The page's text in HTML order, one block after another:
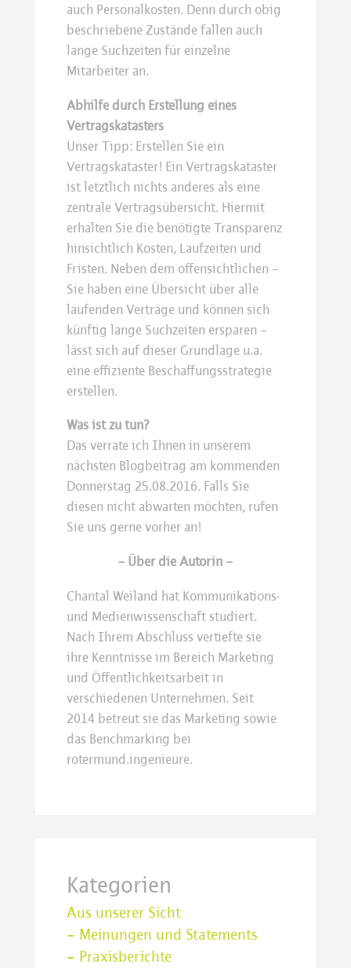
auch Personalkosten. Denn durch obig
beschriebene Zustände fallen auch
lange Suchzeiten für einzelne
Mitarbeiter an.
Abhilfe durch Erstellung eines
Vertragskatasters
Unser Tipp: Erstellen Sie ein
Vertragskataster! Ein Vertragskataster
ist letztlich nichts anderes als eine
zentrale Vertragsübersicht. Hiermit
erhalten Sie die benötigte Transparenz
hinsichtlich Kosten, Laufzeiten und
Fristen. Neben dem offensichtlichen –
Sie haben eine Übersicht über alle
laufenden Verträge und können sich
künftig lange Suchzeiten ersparen –
lässt sich auf dieser Grundlage u.a.
eine effiziente Beschaffungsstrategie
erstellen.
Was ist zu tun?
Das verrate ich Ihnen in unserem
nächsten Blogbeitrag am kommenden
Donnerstag 25.08.2016. Falls Sie
diesen nicht abwarten möchten, rufen
Sie uns gerne vorher an!
– Über die Autorin –
Chantal Weiland hat Kommunikations-
und Medienwissenschaft studiert.
Nach Ihrem Abschluss vertiefte sie
ihre Kenntnisse im Bereich Marketing
und Öffentlichkeitsarbeit in
verschiedenen Unternehmen. Seit
2014 betreut sie das Marketing sowie
das Benchmarking bei
rotermund.ingenieure.
Kategorien
Aus unserer Sicht
– Meinungen und Statements
– Praxisberichte